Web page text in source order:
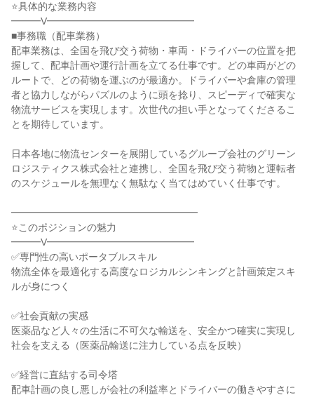
⭐具体的な業務内容
━━━V━━━━━━━━━━━━━━━
■事務職（配車業務）
配車業務は、全国を飛び交う荷物・車両・ドライバーの位置を把
握して、配車計画や運行計画を立てる仕事です。どの車両がどの
ルートで、どの荷物を運ぶのが最適か。ドライバーや倉庫の管理
者と協力しながらパズルのように頭を捻り、スピーディで確実な
物流サービスを実現します。次世代の担い手となってくださるこ
とを期待しています。
日本各地に物流センターを展開しているグループ会社のグリーン
ロジスティクス株式会社と連携し、全国を飛び交う荷物と運転者
のスケジュールを無理なく無駄なく当てはめていく仕事です。
━━━━━━━━━━━━━━━━━━━
⭐このポジションの魅力
━━━V━━━━━━━━━━━━━━━
✅専門性の高いポータブルスキル
物流全体を最適化する高度なロジカルシンキングと計画策定スキ
ルが身につく
✅社会貢献の実感
医薬品など人々の生活に不可欠な輸送を、安全かつ確実に実現し
社会を支える（医薬品輸送に注力している点を反映）
✅経営に直結する司令塔
配車計画の良し悪しが会社の利益率とドライバーの働きやすさに